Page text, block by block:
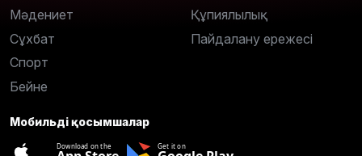
Мәдениет
Сұхбат
Спорт
Бейне
Құпиялылық
Пайдалану ережесі
Мобильді қосымшалар
Download on the Get it on